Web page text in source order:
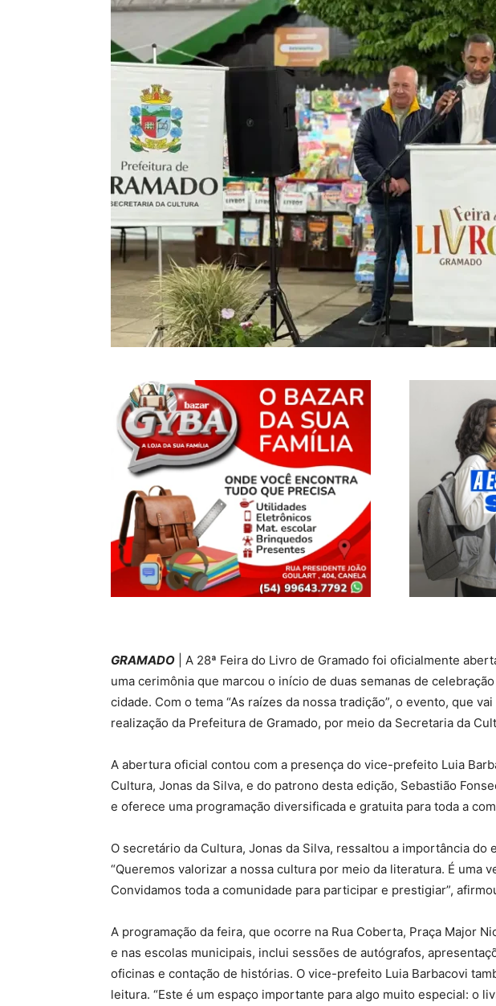
GRAMADO | A 28ª Feira do Livro de Gramado foi oficialmente
uma cerimônia que marcou o início de duas semanas de
cidade. Com o tema “As raízes da nossa tradição”, o evento, que
realização da Prefeitura de Gramado, por meio da Secretaria da
A abertura oficial contou com a presença do vice-prefeito Luia
Cultura, Jonas da Silva, e do patrono desta edição, Sebastião
e oferece uma programação diversificada e gratuita para toda a
O secretário da Cultura, Jonas da Silva, ressaltou a importância do
“Queremos valorizar a nossa cultura por meio da literatura. É uma
Convidamos toda a comunidade para participar e prestigiar”,
A programação da feira, que ocorre na Rua Coberta, Praça Major
e nas escolas municipais, inclui sessões de autógrafos,
oficinas e contação de histórias. O vice-prefeito Luia Barbacovi
leitura. “Este é um espaço importante para algo muito especial: o